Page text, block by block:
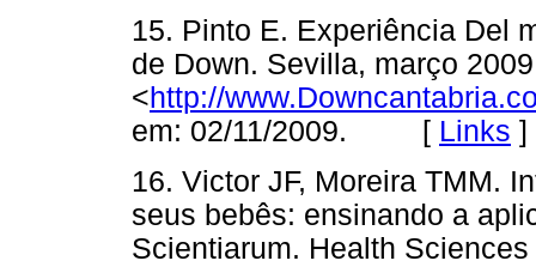
15. Pinto E. Experiência Del
de Down. Sevilla, março
<http://
em: 02/11/2009. [ Links ]
16. Victor JF, Moreira TMM.
seus bebês: ensinando a
Scientiarum. Health